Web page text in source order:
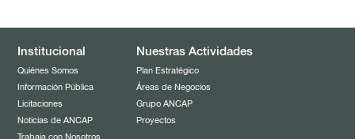
Información Pública
Estados Financieros
Ley de Transparencia
Licitaciones
Noticias de ANCAP
Institucional
Quiénes Somos
Información Pública
Licitaciones
Noticias de ANCAP
Trabaja con Nosotros
Nuestras Actividades
Plan Estratégico
Áreas de Negocios
Grupo ANCAP
Proyectos